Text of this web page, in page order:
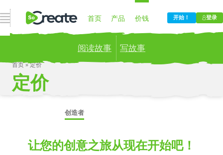
打开导航 首页 产品 价钱
博客 公司
开始！ 登录
阅读故事 写故事
Publish your stories to a global audience.
首页»定价
定价
创造者
让您的创意之旅从现在开始吧！